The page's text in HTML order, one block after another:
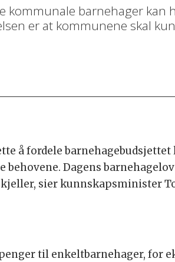
kommunale barnehager kan
er at kommunene skal
å fordele
behovene. Dagens
sier kunnskapsminister
til enkeltbarnehager, for